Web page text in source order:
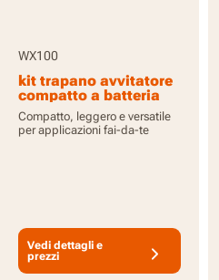
WX100
kit trapano avvitatore
compatto a batteria
da 20V 30Nm - con
batteria e
caricabatterie
Compatto, leggero e versatile
per applicazioni fai-da-te
Vedi dettagli e
prezzi